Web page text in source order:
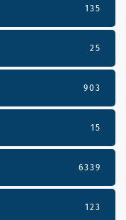
135
25
903
15
6339
123